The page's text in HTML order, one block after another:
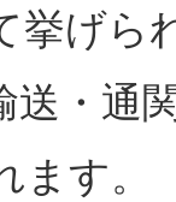
挙げら
送・通
す。